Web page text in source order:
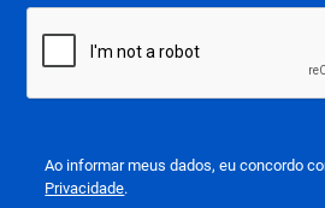
Ao informar meus dados, eu concordo
Privacidade.